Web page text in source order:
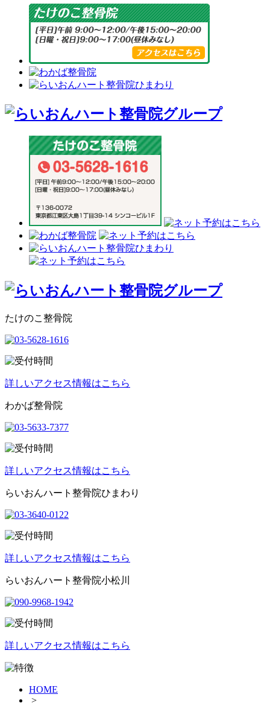
たけのこ整骨院
詳しいアクセス情報はこちら
わかば整骨院
詳しいアクセス情報はこちら
らいおんハート整骨院ひまわり
詳しいアクセス情報はこちら
らいおんハート整骨院小松川
詳しいアクセス情報はこちら
HOME
>